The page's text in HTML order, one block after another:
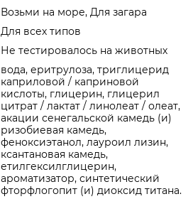
Возьми на море, Для загара
Для всех типов
Не тестировалось на животных
вода, еритрулоза, триглицерид
каприловой / каприновой
кислоты, глицерин, глицерил
цитрат / лактат / линолеат / олеат,
акации сенегальской камедь (и)
ризобиевая камедь,
феноксиэтанол, лауроил лизин,
ксантановая камедь,
етилгексилглицерин,
ароматизатор, синтетический
фторфлогопит (и) диоксид титана.